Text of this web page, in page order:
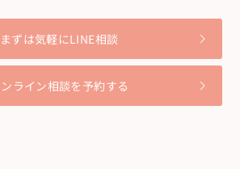
まずは気軽にLINE相談
ライン相談を予約する